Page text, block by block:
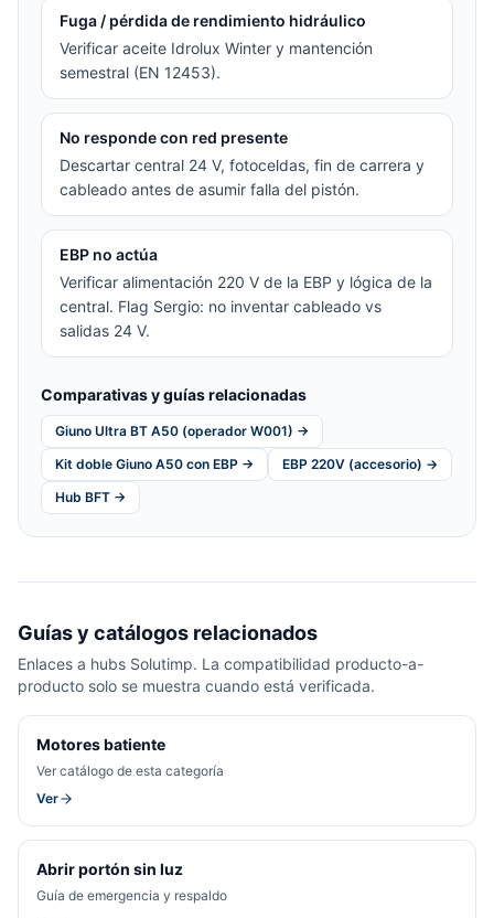
Fuga / pérdida de rendimiento hidráulico
Verificar aceite Idrolux Winter y mantención
semestral (EN 12453).
No responde con red presente
Descartar central 24 V, fotoceldas, fin de carrera y
cableado antes de asumir falla del pistón.
EBP no actúa
Verificar alimentación 220 V de la EBP y lógica de la
central. Flag Sergio: no inventar cableado vs
salidas 24 V.
Comparativas y guías relacionadas
Giuno Ultra BT A50 (operador W001) →
Kit doble Giuno A50 con EBP →
EBP 220V (accesorio) →
Hub BFT →
Guías y catálogos relacionados
Enlaces a hubs Solutimp. La compatibilidad producto-a-
producto solo se muestra cuando está verificada.
Motores batiente
Ver catálogo de esta categoría
Ver
Abrir portón sin luz
Guía de emergencia y respaldo